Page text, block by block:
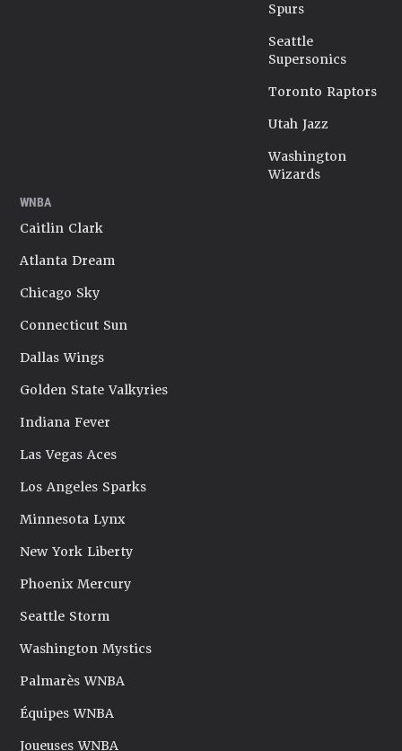
Spurs
Seattle
Supersonics
Toronto Raptors
Utah Jazz
Washington
Wizards
WNBA
Caitlin Clark
Atlanta Dream
Chicago Sky
Connecticut Sun
Dallas Wings
Golden State Valkyries
Indiana Fever
Las Vegas Aces
Los Angeles Sparks
Minnesota Lynx
New York Liberty
Phoenix Mercury
Seattle Storm
Washington Mystics
Palmarès WNBA
Équipes WNBA
Joueuses WNBA